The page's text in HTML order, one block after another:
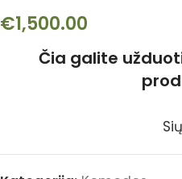
€1,500.00
Čia galite